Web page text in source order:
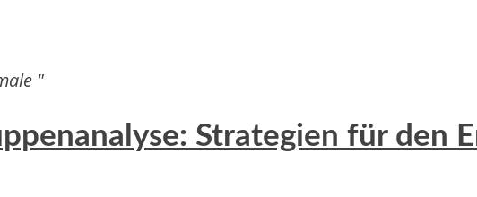
"
Strategien für den